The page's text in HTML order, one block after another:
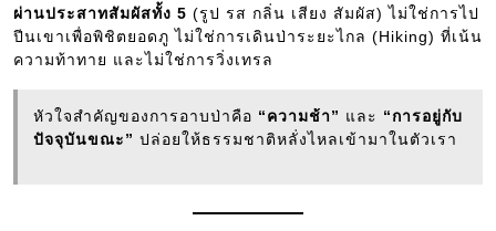
ผ่านประสาทสัมผัสทั้ง 5 (รูป รส กลิ่น เสียง สัมผัส) ไม่ใช่การไป
ปีนเขาเพื่อพิชิตยอดภู ไม่ใช่การเดินป่าระยะไกล (Hiking) ที่เน้น
ความท้าทาย และไม่ใช่การวิ่งเทรล
หัวใจสำคัญของการอาบป่าคือ “ความช้า” และ “การอยู่กับ
ปัจจุบันขณะ” ปล่อยให้ธรรมชาติหลั่งไหลเข้ามาในตัวเรา